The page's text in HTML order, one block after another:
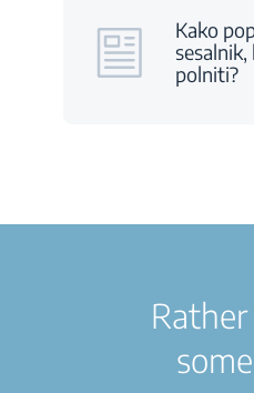
Kako
sesalnik,
polniti?